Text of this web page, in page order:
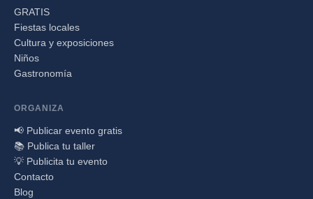
GRATIS
Fiestas locales
Cultura y exposiciones
Niños
Gastronomía
ORGANIZA
📢 Publicar evento gratis
📚 Publica tu taller
💡 Publicita tu evento
Contacto
Blog